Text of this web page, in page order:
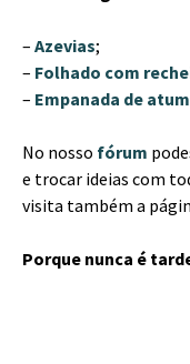
– Azevias;
– Folhado com
– Empanada de atum
No nosso fórum
e trocar ideias com
visita também a
Porque nunca é